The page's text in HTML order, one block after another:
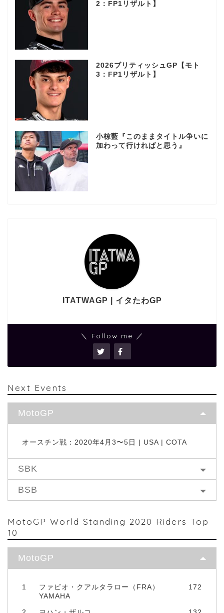
2：FP1リザルト】
2026ブリティッシュGP【モト
3：FP1リザルト】
小椋藍『このままタイトル争いに
加わって行ければと思う』
ITATWAGP | イタたわGP
＼ Follow me ／
Next Events
MotoGP
オースチン戦：2020年4月3〜5日 | USA | COTA
SBK
BSB
MotoGP World Standing 2020 Riders Top
10
MotoGP
1
ファビオ・クアルタラロー（FRA）
YAMAHA
172